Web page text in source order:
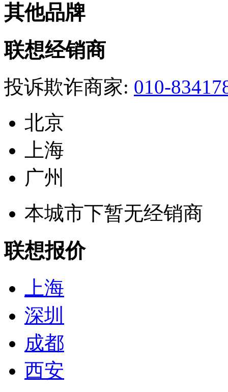
其他品牌
联想经销商
投诉欺诈商家: 010-
北京
上海
广州
本城市下暂无经销商
联想报价
上海
深圳
成都
西安